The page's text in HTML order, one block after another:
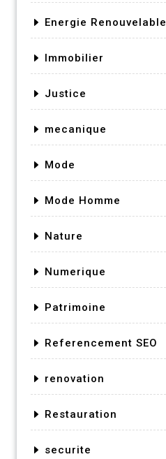
Energie Renouvelable
Immobilier
Justice
mecanique
Mode
Mode Homme
Nature
Numerique
Patrimoine
Referencement SEO
renovation
Restauration
securite